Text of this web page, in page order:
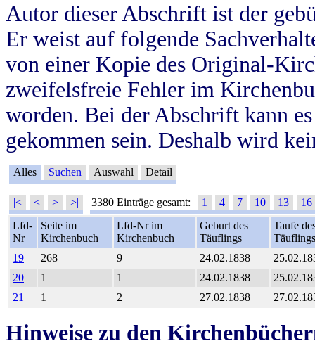
Autor dieser Abschrift ist der
Er weist auf folgende
von einer Kopie des Original-
zweifelsfreie Fehler im
worden. Bei der Abschrift kann
gekommen sein. Deshalb wird
Alles Suchen Auswahl Detail
|< < > >| 3380 Einträge gesamt: 1 4 7 10 13
16
Lfd-
Nr
Seite im
Kirchenbuch
Lfd-Nr im
Kirchenbuch
Geburt des
Täuflings
Taufe
Täuflings
19
268 9 24.02.1838
20
1 1 24.02.1838
21
1 2 27.02.1838
Hinweise zu den